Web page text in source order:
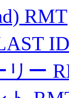
RMT
リー